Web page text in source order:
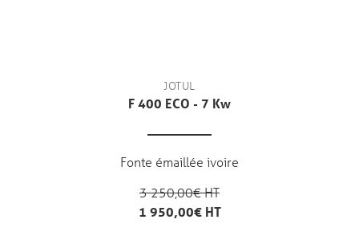
JOTUL
F 400 ECO - 7 Kw
Fonte émaillée ivoire
3 250,00€ HT
1 950,00€ HT